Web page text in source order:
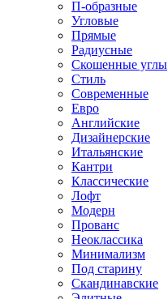
П-образные
Угловые
Прямые
Радиусные
Скошенные углы
Стиль
Современные
Евро
Английские
Дизайнерские
Итальянские
Кантри
Классические
Лофт
Модерн
Прованс
Неоклассика
Минимализм
Под старину
Скандинавские